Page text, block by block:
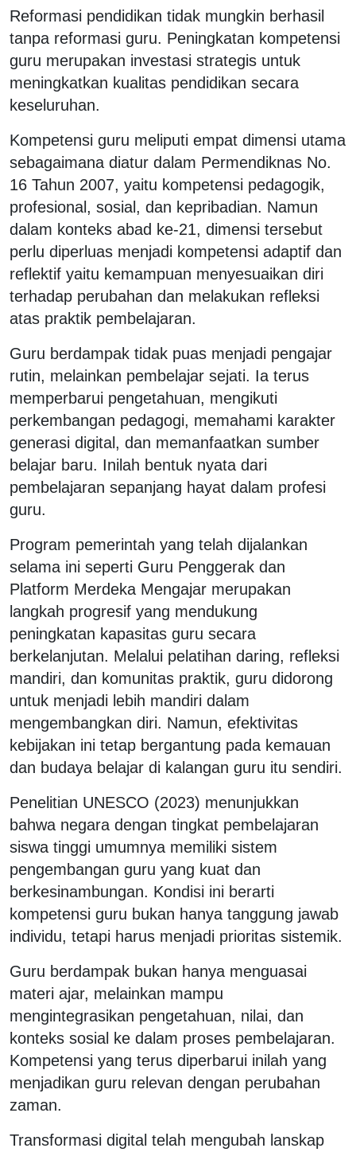
Reformasi pendidikan tidak mungkin berhasil
tanpa reformasi guru. Peningkatan kompetensi
guru merupakan investasi strategis untuk
meningkatkan kualitas pendidikan secara
keseluruhan.
Kompetensi guru meliputi empat dimensi utama
sebagaimana diatur dalam Permendiknas No.
16 Tahun 2007, yaitu kompetensi pedagogik,
profesional, sosial, dan kepribadian. Namun
dalam konteks abad ke-21, dimensi tersebut
perlu diperluas menjadi kompetensi adaptif dan
reflektif yaitu kemampuan menyesuaikan diri
terhadap perubahan dan melakukan refleksi
atas praktik pembelajaran.
Guru berdampak tidak puas menjadi pengajar
rutin, melainkan pembelajar sejati. Ia terus
memperbarui pengetahuan, mengikuti
perkembangan pedagogi, memahami karakter
generasi digital, dan memanfaatkan sumber
belajar baru. Inilah bentuk nyata dari
pembelajaran sepanjang hayat dalam profesi
guru.
Program pemerintah yang telah dijalankan
selama ini seperti Guru Penggerak dan
Platform Merdeka Mengajar merupakan
langkah progresif yang mendukung
peningkatan kapasitas guru secara
berkelanjutan. Melalui pelatihan daring, refleksi
mandiri, dan komunitas praktik, guru didorong
untuk menjadi lebih mandiri dalam
mengembangkan diri. Namun, efektivitas
kebijakan ini tetap bergantung pada kemauan
dan budaya belajar di kalangan guru itu sendiri.
Penelitian UNESCO (2023) menunjukkan
bahwa negara dengan tingkat pembelajaran
siswa tinggi umumnya memiliki sistem
pengembangan guru yang kuat dan
berkesinambungan. Kondisi ini berarti
kompetensi guru bukan hanya tanggung jawab
individu, tetapi harus menjadi prioritas sistemik.
Guru berdampak bukan hanya menguasai
materi ajar, melainkan mampu
mengintegrasikan pengetahuan, nilai, dan
konteks sosial ke dalam proses pembelajaran.
Kompetensi yang terus diperbarui inilah yang
menjadikan guru relevan dengan perubahan
zaman.
Transformasi digital telah mengubah lanskap